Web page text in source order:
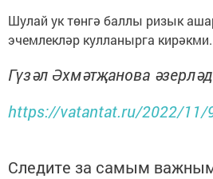
Шулай ук төнгә баллы ризык
эчемлекләр кулланырга кирәкми.
Гүзәл Әхмәтҗанова
https://vatantat.ru/2022/11/
Следите за самым